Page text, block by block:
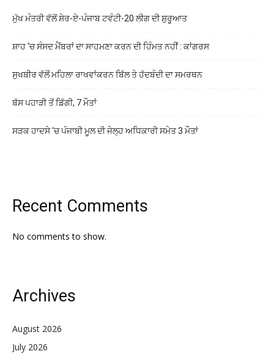
ਮੁੱਖ ਮੰਤਰੀ ਵੱਲੋਂ ਸ਼ੇਰ-ਏ-ਪੰਜਾਬ ਟਵੰਟੀ-20 ਲੀਗ ਦੀ ਸ਼ੁਰੂਆਤ
ਸ਼ਾਹ ‘ਚ ਸੰਸਦ ਮੈਂਬਰਾਂ ਦਾ ਸਾਹਮਣਾ ਕਰਨ ਦੀ ਹਿੰਮਤ ਨਹੀਂ : ਕਾਂਗਰਸ
ਸੁਖਬੀਰ ਵੱਲੋਂ ਮਹਿਲਾ ਰਾਖਵਾਂਕਰਨ ਬਿੱਲ ਤੇ ਹੱਦਬੰਦੀ ਦਾ ਸਮਰਥਨ
ਬੱਸ ਪਹਾੜੀ ਤੋਂ ਡਿੱਗੀ, 7 ਮੌਤਾਂ
ਸੜਕ ਹਾਦਸੇ ‘ਚ ਪੰਜਾਬੀ ਮੂਲ ਦੀ ਜੇਲ੍ਹ ਅਧਿਕਾਰੀ ਸਮੇਤ 3 ਮੌਤਾਂ
Recent Comments
No comments to show.
Archives
August 2026
July 2026